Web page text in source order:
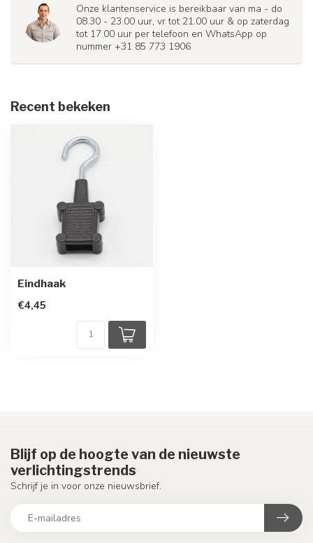
Onze klantenservice is bereikbaar van ma - do
08.30 - 23.00 uur, vr tot 21.00 uur & op zaterdag
tot 17.00 uur per telefoon en WhatsApp op
nummer +31 85 773 1906
Recent bekeken
Eindhaak
€4,45
Blijf op de hoogte van de nieuwste
verlichtingstrends
Schrijf je in voor onze nieuwsbrief.